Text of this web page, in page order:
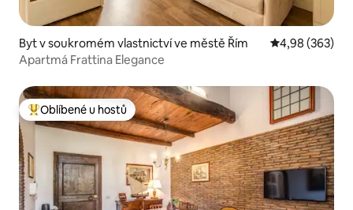
Byt v soukromém vlastnictví ve městě Řím Průměrné
4,98 (363)
Apartmá Frattina Elegance
Nejlepší v kategorii Oblíbené u hostů
Oblíbené u hostů